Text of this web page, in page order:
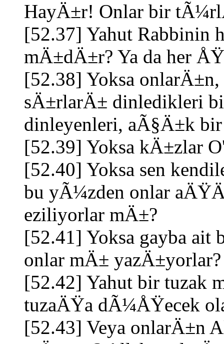
HayÄ±r! Onlar bir
[52.37] Yahut Rabbinin
mÄ±dÄ±r? Ya da her
[52.38] Yoksa
sÄ±rlarÄ± dinledikleri
dinleyenleri, aÃ§Ä±k
[52.39] Yoksa kÄ±zlar
[52.40] Yoksa sen
bu yÃ¼zden onlar
eziliyorlar mÄ±?
[52.41] Yoksa gayba ait
onlar mÄ± yazÄ±yorlar?
[52.42] Yahut bir tuzak
tuzaÄŸa dÃ¼ÅŸecek
[52.43] Veya onlarÄ±n